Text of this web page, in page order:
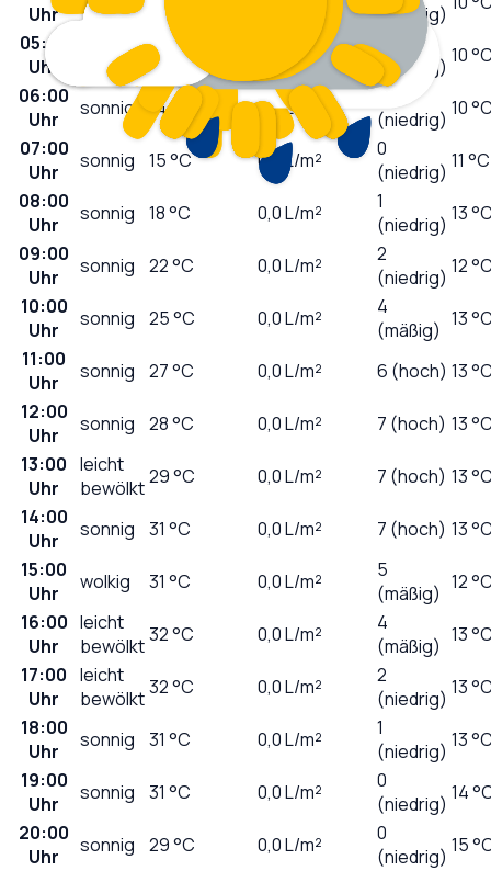
Uhr
(niedrig)
05:00
Uhr
14 °C L/m²
(niedrig) 10
06:00
Uhr
sonnig 14°C 0,0L/m²
0
(niedrig) 10
07:00
Uhr
sonnig 15°C 0,0 L/m²
0
(niedrig) 11 °C
08:00
Uhr
sonnig 18°C 0,0L/m²
1
(niedrig) 13
09:00
Uhr
sonnig 22°C 0,0L/m²
2
(niedrig) 12
10:00
Uhr
sonnig 25°C 0,0L/m²
4
(mäßig) 13
11:00
Uhr
sonnig 27°C 0,0L/m² 6 (hoch) 13
12:00
Uhr
sonnig 28°C 0,0L/m² 7 (hoch) 13
13:00
Uhr
leicht
bewölkt29°C 0,0L/m² 7 (hoch) 13
14:00
Uhr
sonnig 31 °C 0,0L/m² 7 (hoch) 13
15:00
Uhr
wolkig 31 °C 0,0L/m²
5
(mäßig) 12
16:00
Uhr
leicht
bewölkt32°C 0,0L/m²
4
(mäßig) 13
17:00
Uhr
leicht
bewölkt32°C 0,0L/m²
2
(niedrig) 13
18:00
Uhr
sonnig 31 °C 0,0L/m²
1
(niedrig) 13
19:00
Uhr
sonnig 31 °C 0,0L/m²
0
(niedrig) 14
20:00
Uhr
sonnig 29°C 0,0L/m²
0
(niedrig) 15